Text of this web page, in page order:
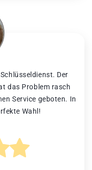
Der
das Problem rasch
Service geboten. In
Wahl!